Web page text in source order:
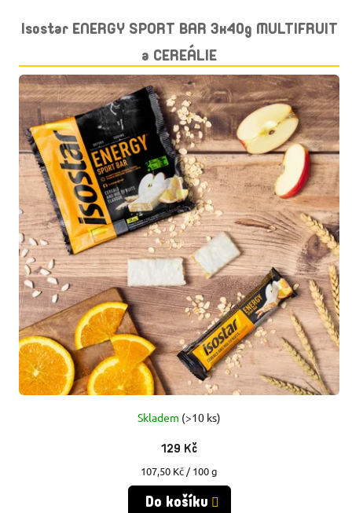
Z
E
N
P
R
O
D
U
K
T
V
P
S
P
R
O
D
U
K
T
Isostar ENERGY SPORT BAR 3x40g MULTIFRUIT
a CEREÁLIE
Skladem (>10 ks)
129 Kč
Měrná
cena:
107,50 Kč / 100 g
Do košíku